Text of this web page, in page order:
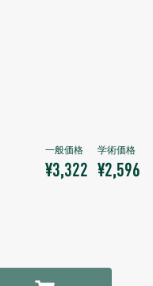
¥3,322 ¥2,596